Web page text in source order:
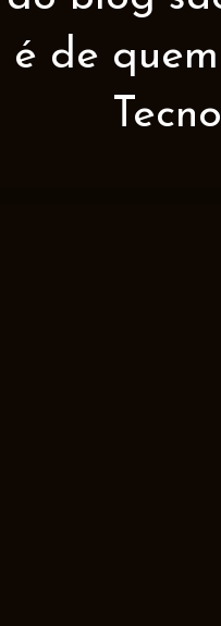
de